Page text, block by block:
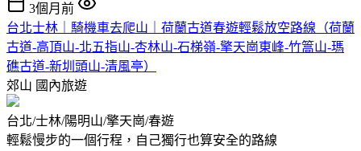
3個月前
台北士林｜騎機車去爬山｜荷蘭古道春遊輕鬆放空路線（荷蘭
古道-高頂山-北五指山-杏林山-石梯嶺-擎天崗東峰-竹篙山-瑪
礁古道-新圳頭山-清風亭）
郊山 國內旅遊
台北/士林/陽明山/擎天崗/春遊
輕鬆慢步的一個行程，自己獨行也算安全的路線